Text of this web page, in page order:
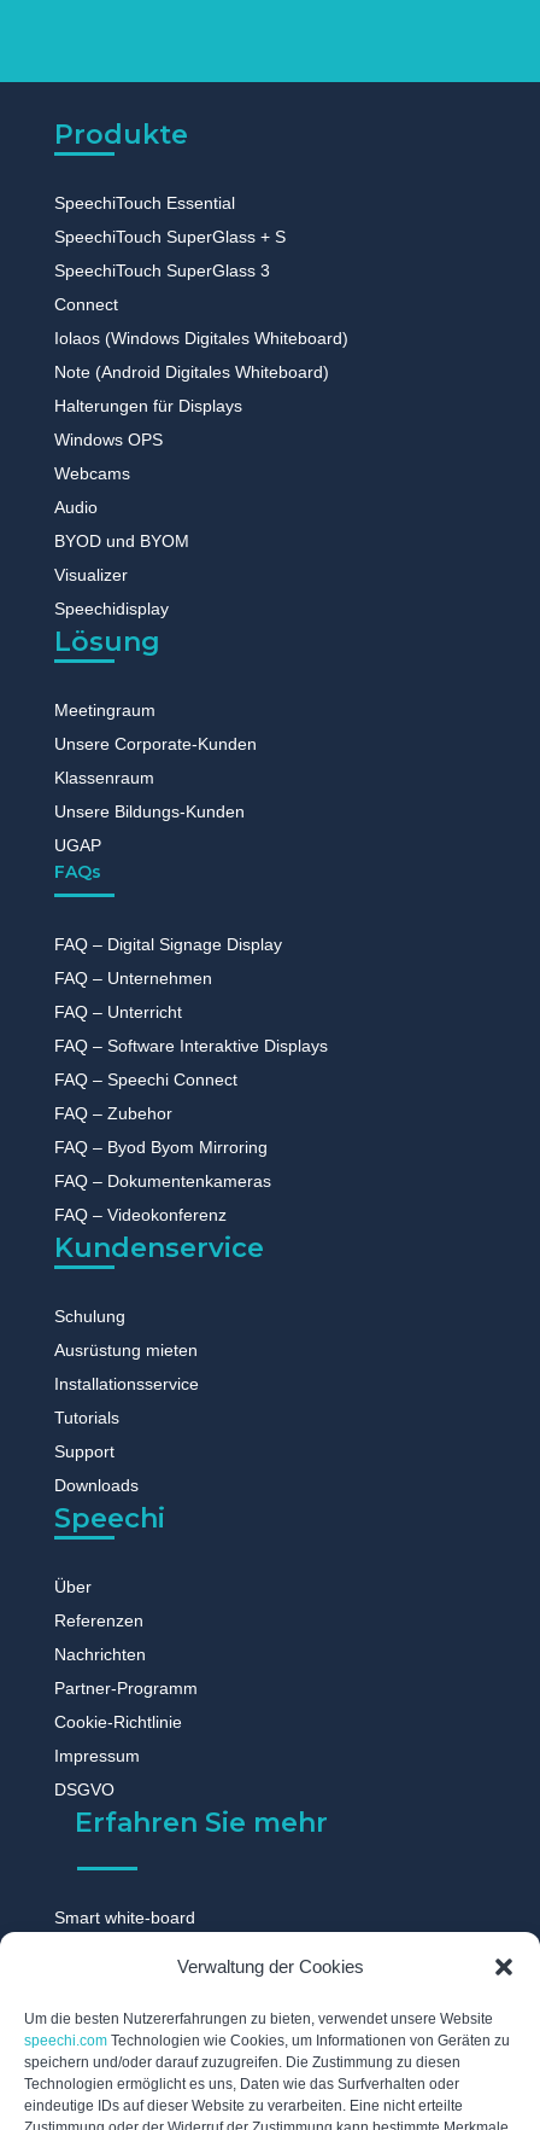
Verwaltung der Cookies
Um die besten Nutzererfahrungen zu bieten, verwendet unsere Website
speechi.com Technologien wie Cookies, um Informationen von Geräten zu
speichern und/oder darauf zuzugreifen. Die Zustimmung zu diesen
Technologien ermöglicht es uns, Daten wie das Surfverhalten oder
eindeutige IDs auf dieser Website zu verarbeiten. Eine nicht erteilte
Produkte
SpeechiTouch Essential
SpeechiTouch SuperGlass + S
SpeechiTouch SuperGlass 3
Connect
Iolaos (Windows Digitales Whiteboard)
Note (Android Digitales Whiteboard)
Halterungen für Displays
Windows OPS
Webcams
Audio
BYOD und BYOM
Visualizer
Speechidisplay
Lösung
Meetingraum
Unsere Corporate-Kunden
Klassenraum
Unsere Bildungs-Kunden
UGAP
FAQs
FAQ – Digital Signage Display
FAQ – Unternehmen
FAQ – Unterricht
FAQ – Software Interaktive Displays
FAQ – Speechi Connect
FAQ – Zubehor
FAQ – Byod Byom Mirroring
FAQ – Dokumentenkameras
FAQ – Videokonferenz
Kundenservice
Schulung
Ausrüstung mieten
Installationsservice
Tutorials
Support
Downloads
Speechi
Über
Referenzen
Nachrichten
Partner-Programm
Cookie-Richtlinie
Impressum
DSGVO
Erfahren Sie mehr
Smart white-board
Digitales whiteboard
Touch display
Digitale schwarzes brett
Interaktive tafel